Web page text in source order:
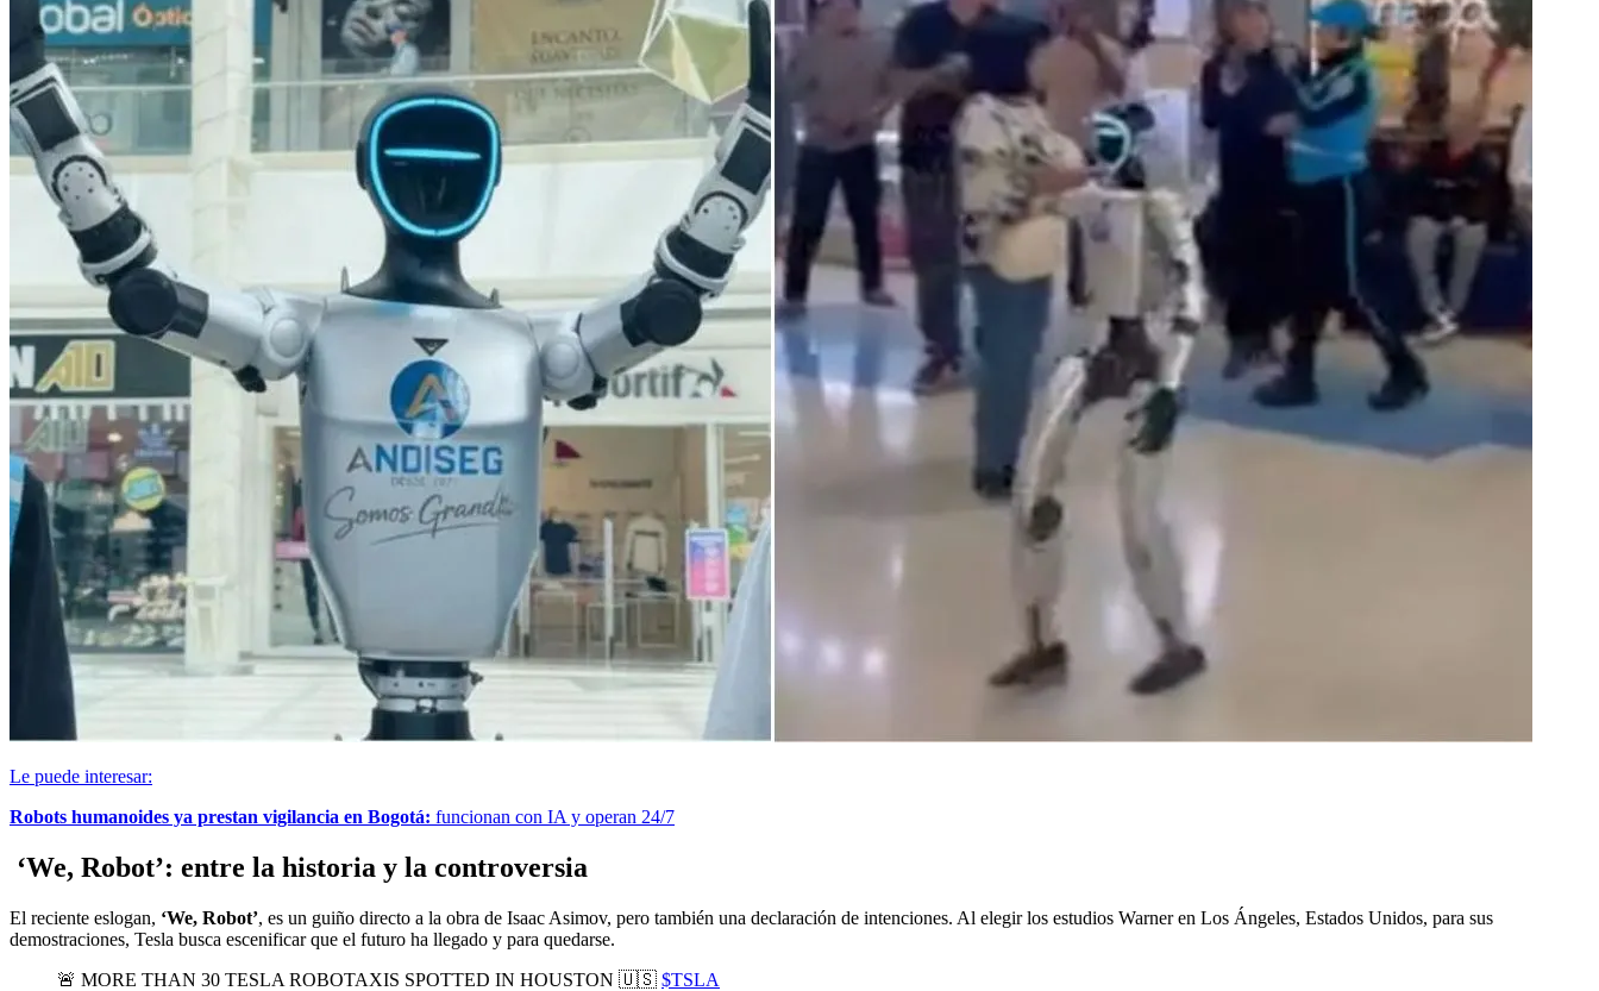
Le puede interesar:
Robots humanoides ya prestan vigilancia en Bogotá: funcionan con IA y operan 24/7
‘We, Robot’: entre la historia y la controversia
El reciente eslogan, ‘We, Robot’, es un guiño directo a la obra de Isaac Asimov, pero también una declaración de intenciones. Al elegir los estudios Warner en Los Ángeles, Estados Unidos, para sus
demostraciones, Tesla busca escenificar que el futuro ha llegado y para quedarse.
🚨 MORE THAN 30 TESLA ROBOTAXIS SPOTTED IN HOUSTON 🇺🇸 $TSLA